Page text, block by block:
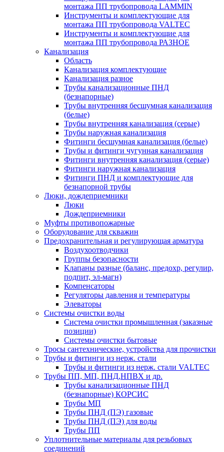
монтажа ПП трубопровода LAMMIN
Инструменты и комплектующие для
монтажа ПП трубопровода VALTEC
Инструменты и комплектующие для
монтажа ПП трубопровода РАЗНОЕ
Канализация
Область
Канализация комплектующие
Канализация разное
Трубы канализационные ПНД
(безнапорные)
Трубы внутренняя бесшумная канализация
(белые)
Трубы внутренняя канализация (серые)
Трубы наружная канализация
Фитинги бесшумная канализация (белые)
Трубы и фитинги чугунная канализация
Фитинги внутренняя канализация (серые)
Фитинги наружная канализация
Фитинги ПНД и комплектующие для
безнапорной трубы
Люки, дождеприемники
Люки
Дождеприемники
Муфты противопожарные
Оборудование для скважин
Предохранительная и регулирующая арматура
Воздухоотводчики
Группы безопасности
Клапаны разные (баланс, предохр, регулир,
подпит, эл-магн)
Компенсаторы
Регуляторы давления и температуры
Элеваторы
Системы очистки воды
Система очистки промышленная (заказные
позиции)
Системы очистки бытовые
Тросы сантехнические, устройства для прочистки
Трубы и фитинги из нерж. стали
Трубы и фитинги из нерж. стали VALTEC
Трубы ПП, МП, ПНД,НПВХ и др.
Трубы канализационные ПНД
(безнапорные) КОРСИС
Трубы МП
Трубы ПНД (ПЭ) газовые
Трубы ПНД (ПЭ) для воды
Трубы ПП
Уплотнительные материалы для резьбовых
соединений